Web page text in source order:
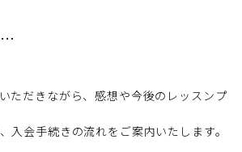
ただきながら、感想や今後のレッスンプ
入会手続きの流れをご案内いたします。